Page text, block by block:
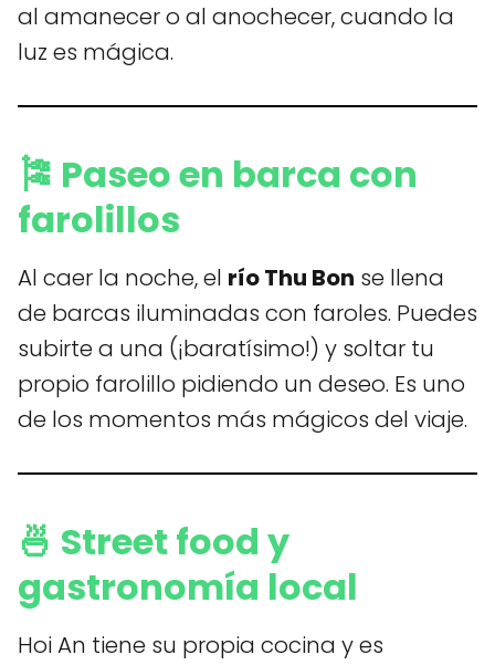
al amanecer o al anochecer, cuando la
luz es mágica.
🎏 Paseo en barca con
farolillos
Al caer la noche, el río Thu Bon se llena
de barcas iluminadas con faroles. Puedes
subirte a una (¡baratísimo!) y soltar tu
propio farolillo pidiendo un deseo. Es uno
de los momentos más mágicos del viaje.
🍜 Street food y
gastronomía local
Hoi An tiene su propia cocina y es